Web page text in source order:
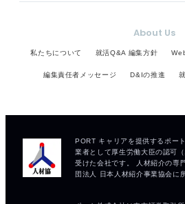
About Us
私たちについて 就活Q&A 編集方針
編集責任者メッセージ D&Iの推進